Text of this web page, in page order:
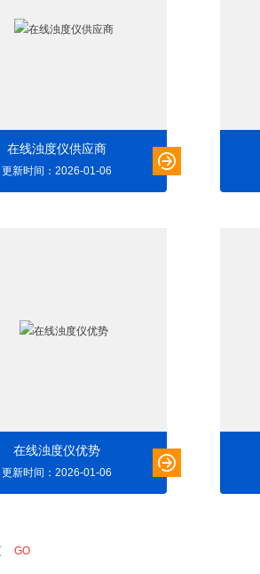
在线浊度仪供应商
更新时间：2026-01-06
在线浊度仪优势
更新时间：2026-01-06